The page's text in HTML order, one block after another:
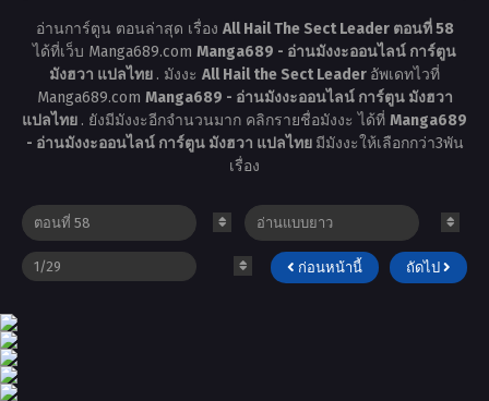
อ่านการ์ตูน ตอนล่าสุด เรื่อง All Hail The Sect Leader ตอนที่ 58
ได้ที่เว็บ Manga689.com Manga689 - อ่านมังงะออนไลน์ การ์ตูน
มังฮวา แปลไทย . มังงะ All Hail the Sect Leader อัพเดทไวที่
Manga689.com Manga689 - อ่านมังงะออนไลน์ การ์ตูน มังฮวา
แปลไทย . ยังมีมังงะอีกจำนวนมาก คลิกรายชื่อมังงะ ได้ที่ Manga689
- อ่านมังงะออนไลน์ การ์ตูน มังฮวา แปลไทย มีมังงะให้เลือกกว่า3พัน
เรื่อง
ก่อนหน้านี้ ถัดไป